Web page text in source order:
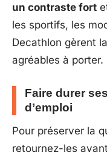
un contraste fort
les sportifs, les
Decathlon gèrent
agréables à porter.
Faire durer
d’emploi
Pour préserver la
retournez-les